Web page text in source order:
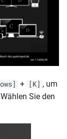
+ [K] , um
Sie den